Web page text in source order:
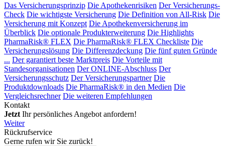
Das Versicherungsprinzip Die Apothekenrisiken Der Versicherungs-
Check Die wichtigste Versicherung Die Definition von All-Risk Die
Versicherung mit Konzept Die Apothekenversicherung im
Überblick Die optionale Produkterweiterung Die Highlights
PharmaRisk® FLEX Die PharmaRisk® FLEX Checkliste Die
Versicherungslösung Die Differenzdeckung Die fünf guten Gründe
... Der garantiert beste Marktpreis Die Vorteile mit
Standesorganisationen Der ONLINE-Abschluss Der
Versicherungsschutz Der Versicherungspartner Die
Produktdownloads Die PharmaRisk® in den Medien Die
Vergleichsrechner Die weiteren Empfehlungen
Kontakt
Jetzt Ihr persönliches Angebot anfordern!
Weiter
Rückrufservice
Gerne rufen wir Sie zurück!